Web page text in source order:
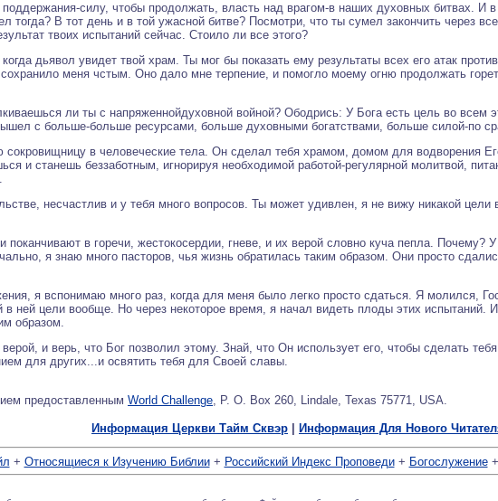
силу, чтобы продолжать, власть над врагом-в наших духовных битвах. И
тогда? В тот день и в той ужасной битве? Посмотри, что ты сумел закончить через
твоих испытаний сейчас. Стоило ли все этого?
дьявол увидет твой храм. Ты мог бы показать ему результаты всех его атак
меня чстым. Оно дало мне терпение, и помогло моему огню продолжать
ли ты с напряженнойдуховной войной? Ободрись: У Бога есть цель во
с больше-больше ресурсами, больше духовными богатствами, больше силой-по
в человеческие тела. Он сделал тебя храмом, домом для водворения
и станешь беззаботным, игнорируя необходимой работой-регулярной молитвой,
несчастлив и у тебя много вопросов. Ты может удивлен, я не вижу никакой
поканчивают в горечи, жестокосердии, гневе, и их верой словно куча пепла.
я знаю много пасторов, чья жизнь обратилась таким образом. Они просто
я вспонимаю много раз, когда для меня было легко просто сдаться. Я молился,
в ней цели вообще. Но через некоторое время, я начал видеть плоды этих испытаний.
образом.
и верь, что Бог позволил этому. Знай, что Он использует его, чтобы сделать
для других...и освятить тебя для Своей славы.
предоставленным World Challenge, P. O. Box 260, Lindale, Texas 75771, USA.
Информация Церкви Тайм Сквэр Информация Для Нового
+ Относящиеся к Изучению Библии+ Российский Индекс Проповеди+ Богослужение+